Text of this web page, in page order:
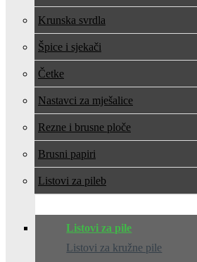
Krunska svrdla
Špice i sjekači
Četke
Nastavci za mješalice
Rezne i brusne ploče
Brusni papiri
Listovi za pile
Listovi za pile
Listovi za kružne pile